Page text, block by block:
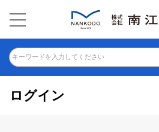
キーワードを入力してください
ログイン